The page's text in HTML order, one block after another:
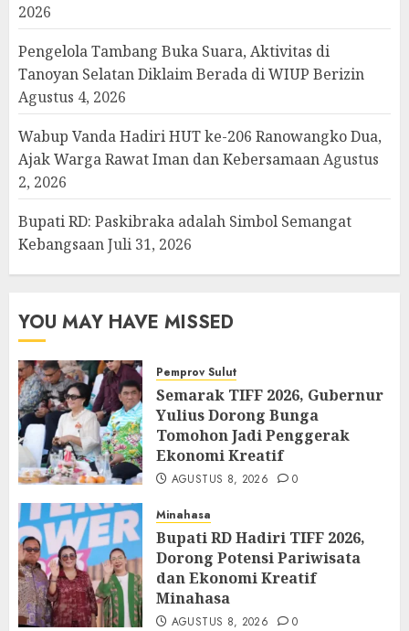
2026
Pengelola Tambang Buka Suara, Aktivitas di
Tanoyan Selatan Diklaim Berada di WIUP Berizin
Agustus 4, 2026
Wabup Vanda Hadiri HUT ke-206 Ranowangko Dua,
Ajak Warga Rawat Iman dan KebersamaanAgustus
2, 2026
Bupati RD: Paskibraka adalah Simbol Semangat
KebangsaanJuli 31, 2026
YOU MAY HAVE MISSED
Pemprov Sulut
Semarak TIFF 2026, Gubernur
Yulius Dorong Bunga
Tomohon Jadi Penggerak
Ekonomi Kreatif
AGUSTUS 8, 2026 0
Minahasa
Bupati RD Hadiri TIFF 2026,
Dorong Potensi Pariwisata
dan Ekonomi Kreatif
Minahasa
AGUSTUS 8, 2026 0